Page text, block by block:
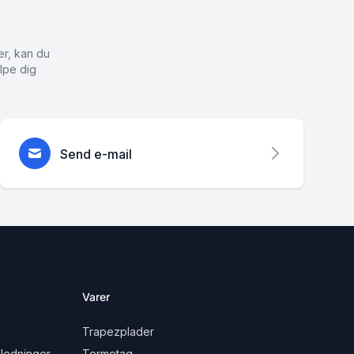
kan du
dig
Send e-mail
Varer
Trapezplader